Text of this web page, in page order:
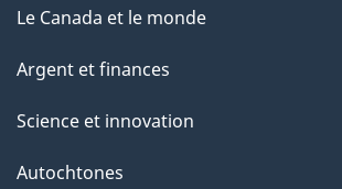
Le Canada et le monde
Argent et finances
Science et innovation
Autochtones